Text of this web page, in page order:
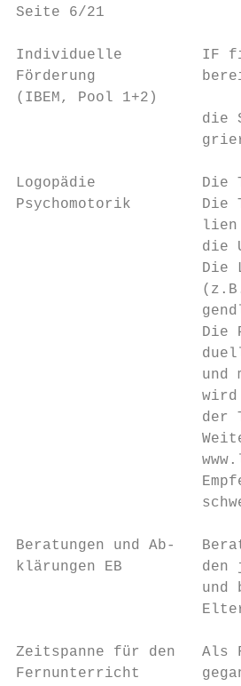
Seite 6/21
Individuelle         IF
Förderung
(IBEM, Pool 1+2)
die
Logopädie            Die
Psychomotorik        Die
die
Die
Die
und
der
Beratungen und Ab-
klärungen EB         den
und
Zeitspanne für den   Als
Fernunterricht